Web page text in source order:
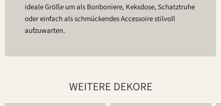
ideale Größe um als Bonboniere, Keksdose, Schatztruhe
oder einfach als schmückendes Accessoire stilvoll
aufzuwarten.
WEITERE DEKORE